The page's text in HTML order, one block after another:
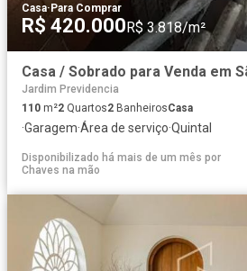
Casa·Para Comprar
R$ 420.000R$ 3.818/m²
Jardim Previdencia
110 m²2 Quartos2 BanheirosCasa
·Garagem·Área de serviço·Quintal
Disponibilizado há mais de um mês por
Chaves na mão